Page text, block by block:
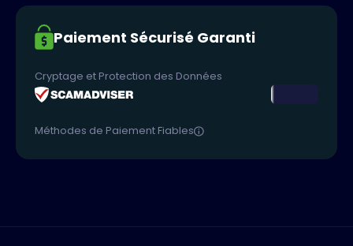
Paiement Sécurisé Garanti
Cryptage et Protection des Données
Méthodes de Paiement Fiables